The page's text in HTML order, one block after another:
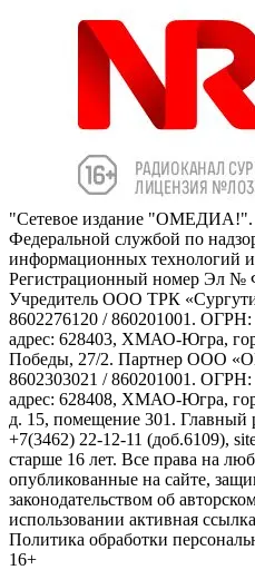
"Сетевое издание "ОМЕДИА!".
Федеральной службой по
информационных технологий
Регистрационный номер Эл №
Учредитель ООО ТРК
8602276120 / 860201001.
адрес: 628403, ХМАО-Югра,
Победы, 27/2. Партнер ООО
8602303021 / 860201001.
адрес: 628408, ХМАО-Югра,
д. 15, помещение 301. Главный
+7(3462) 22-12-11 (доб.6109),
старше 16 лет. Все права на
опубликованные на сайте,
законодательством об
использовании активная
Политика обработки
16+